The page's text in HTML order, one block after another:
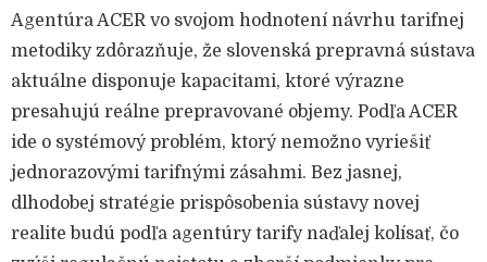
Agentúra ACER vo svojom hodnotení návrhu tarifnej
metodiky zdôrazňuje, že slovenská prepravná sústava
aktuálne disponuje kapacitami, ktoré výrazne
presahujú reálne prepravované objemy. Podľa ACER
ide o systémový problém, ktorý nemožno vyriešiť
jednorazovými tarifnými zásahmi. Bez jasnej,
dlhodobej stratégie prispôsobenia sústavy novej
realite budú podľa agentúry tarify naďalej kolísať, čo